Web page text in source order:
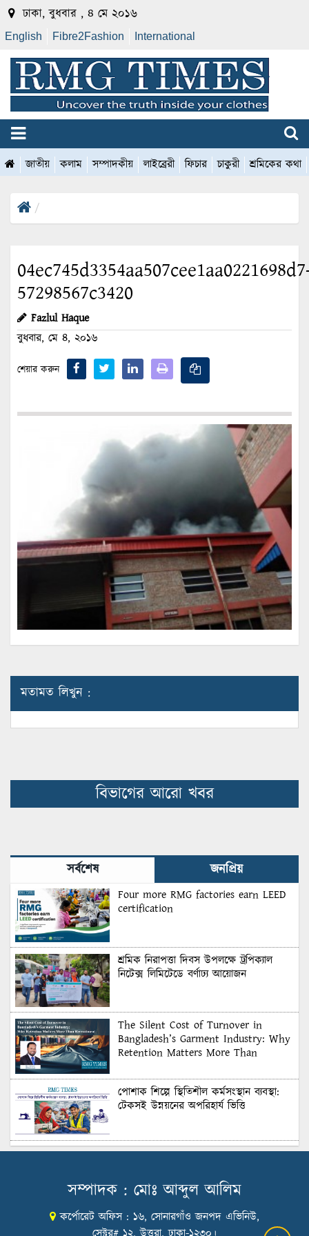
ঢাকা, বুধবার , ৪ মে ২০১৬
English Fibre2Fashion International
জাতীয় কলাম সম্পাদকীয় লাইব্রেরী ফিচার চাকুরী শ্রমিকের কথা
57298567c3420
Fazlul Haque
বুধবার, মে ৪, ২০১৬
শেয়ার করুন
মতামত লিখুন :
বিভাগের আরো খবর
সর্বশেষ জনপ্রিয়
Four more RMG factories earn LEED
certification
শ্রমিক নিরাপত্তা দিবস উপলক্ষে ট্রপিক্যাল
নিটেক্স লিমিটেডে বর্ণাঢ্য আয়োজন
The Silent Cost of Turnover in
Bangladesh’s Garment Industry: Why
Retention Matters More Than
পোশাক শিল্পে স্থিতিশীল কর্মসংস্থান ব্যবস্থা:
টেকসই উন্নয়নের অপরিহার্য ভিত্তি
শুল্কের দেয়াল ভাঙার সুযোগ: মার্কিন বাজারে
Honoring Excellence: Texstream
Fashion Ltd. Rewards Best Workers–
সম্পাদক : মোঃ আব্দুল আলিম
কর্পোরেট অফিস : ১৬, সোনারগাঁও জনপদ এভিনিউ,